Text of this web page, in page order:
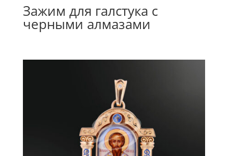
Зажим для галстука с
черными алмазами